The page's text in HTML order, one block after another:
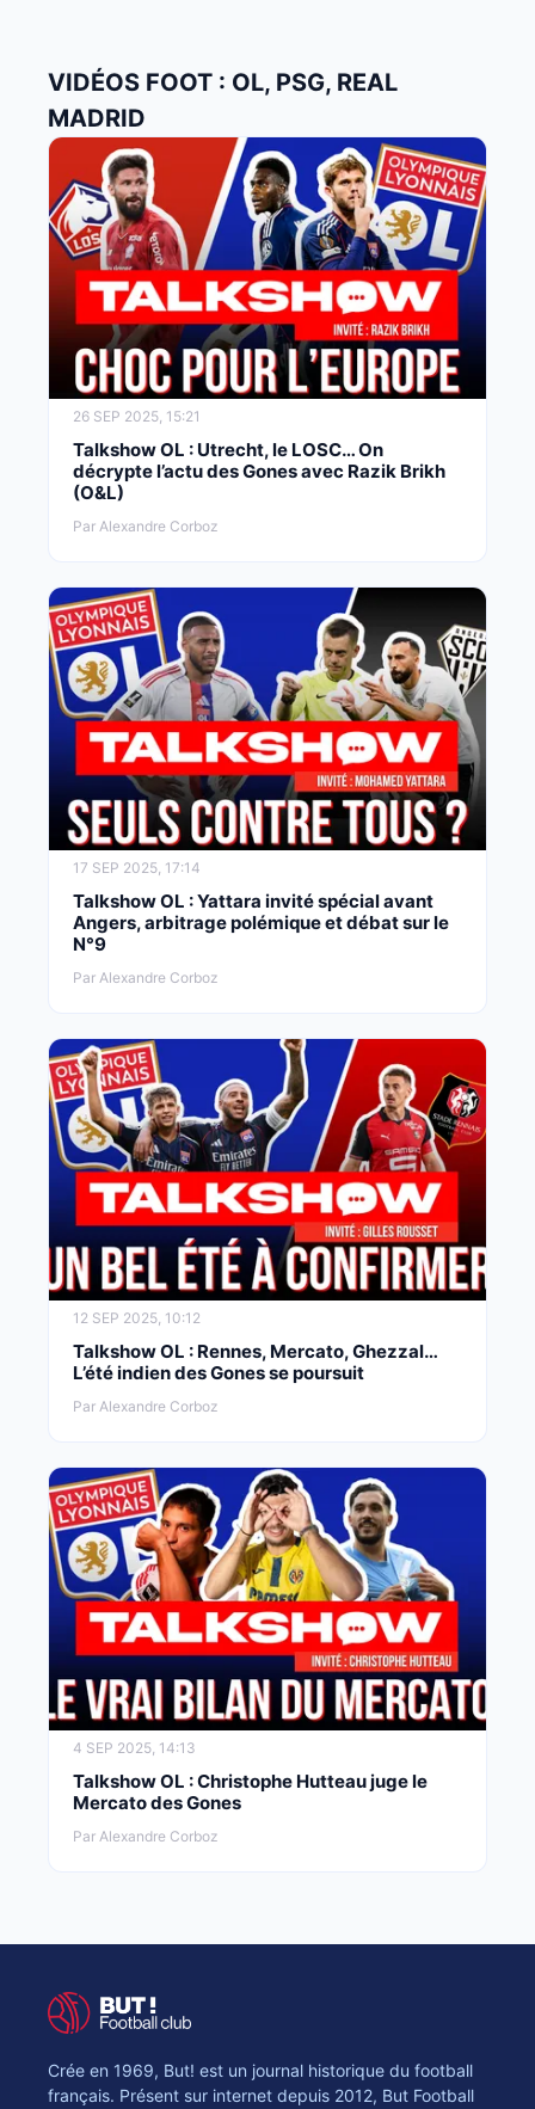
VIDÉOS FOOT : OL, PSG, REAL
MADRID
26 SEP 2025, 15:21
Talkshow OL : Utrecht, le LOSC… On
décrypte l’actu des Gones avec Razik Brikh
(O&L)
Par Alexandre Corboz
17 SEP 2025, 17:14
Talkshow OL : Yattara invité spécial avant
Angers, arbitrage polémique et débat sur le
N°9
Par Alexandre Corboz
12 SEP 2025, 10:12
Talkshow OL : Rennes, Mercato, Ghezzal…
L’été indien des Gones se poursuit
Par Alexandre Corboz
4 SEP 2025, 14:13
Talkshow OL : Christophe Hutteau juge le
Mercato des Gones
Par Alexandre Corboz
Crée en 1969, But! est un journal historique du football
français. Présent sur internet depuis 2012, But Football